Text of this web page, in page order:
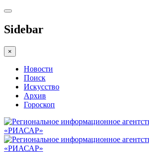
Sidebar
×
Новости
Поиск
Искусство
Архив
Гороскоп